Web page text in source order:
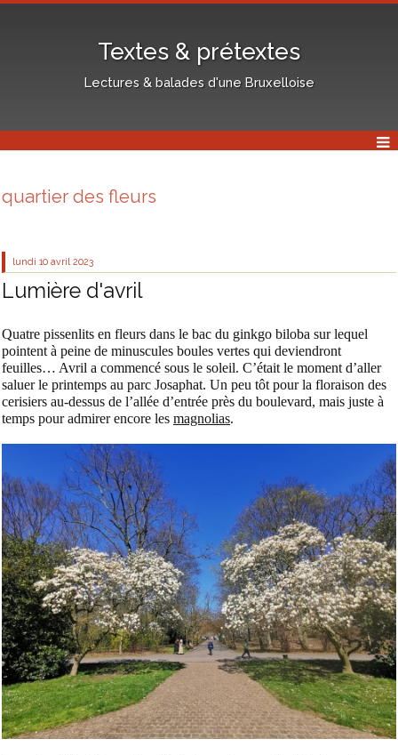
Textes & prétextes
Lectures & balades d'une Bruxelloise
quartier des fleurs
lundi 10 avril 2023
Lumière d'avril
Quatre pissenlits en fleurs dans le bac du ginkgo biloba sur lequel
pointent à peine de minuscules boules vertes qui deviendront
feuilles… Avril a commencé sous le soleil. C’était le moment d’aller
saluer le printemps au parc Josaphat. Un peu tôt pour la floraison des
cerisiers au-dessus de l’allée d’entrée près du boulevard, mais juste à
temps pour admirer encore les magnolias.